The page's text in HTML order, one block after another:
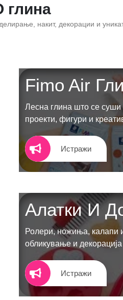
глина
накит, декорации и
Fimo Air
Лесна глина што се суши
проекти, фигури и
Истражи
Алатки И
Ролери, ножиња, калапи
обликување и
Истражи